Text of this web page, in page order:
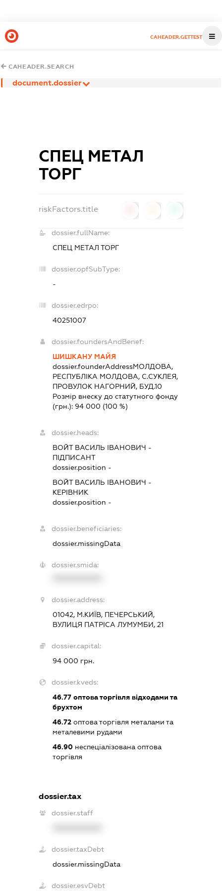
CAHEADER.GETTEST
CAHEADER.SEARCH
document.dossier
СПЕЦ МЕТАЛ
ТОРГ
riskFactors.title
dossier.fullName:
СПЕЦ МЕТАЛ ТОРГ
dossier.opfSubType:
-
dossier.edrpo:
40251007
dossier.foundersAndBenef:
ШИШКАНУ МАЙЯ
dossier.founderAddressМОЛДОВА,
РЕСПУБЛІКА МОЛДОВА, С.СУКЛЕЯ,
ПРОВУЛОК НАГОРНИЙ, БУД.10
Розмір внеску до статутного фонду
(грн.): 94 000 (100 %)
dossier.heads:
ВОЙТ ВАСИЛЬ ІВАНОВИЧ -
ПІДПИСАНТ
dossier.position -
ВОЙТ ВАСИЛЬ ІВАНОВИЧ -
КЕРІВНИК
dossier.position -
dossier.beneficiaries:
dossier.missingData
dossier.smida:
dossier.address:
01042, М.КИЇВ, ПЕЧЕРСЬКИЙ,
ВУЛИЦЯ ПАТРІСА ЛУМУМБИ, 21
dossier.capital:
94 000 грн.
dossier.kveds:
46.77 оптова торгівля відходами та
брухтом
46.72 оптова торгівля металами та
металевими рудами
46.90 неспеціалізована оптова
торгівля
dossier.tax
dossier.staff
dossier.taxDebt
dossier.missingData
dossier.esvDebt